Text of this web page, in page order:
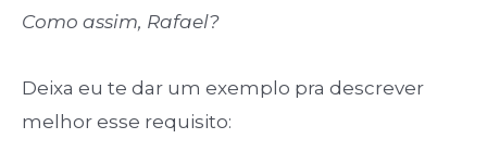
Como assim, Rafael?
Deixa eu te dar um exemplo pra descrever
melhor esse requisito: